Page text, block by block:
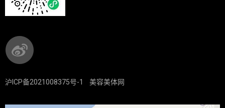
沪ICP备2021008375号-1 美容美体网